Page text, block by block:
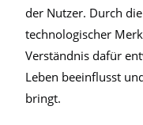
der Nutzer. Durch
technologischer
Verständnis dafür
Leben beeinflusst
bringt.